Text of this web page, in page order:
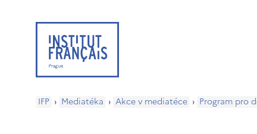
IFP › Mediatéka › Akce v mediatéce › Program pro